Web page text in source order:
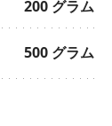
200 グラム
500 グラム